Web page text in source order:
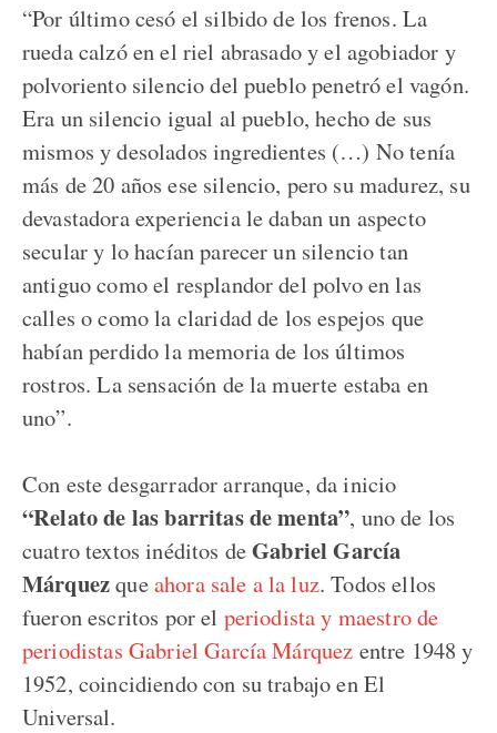
“Por último cesó el silbido de los frenos. La
rueda calzó en el riel abrasado y el agobiador y
polvoriento silencio del pueblo penetró el vagón.
Era un silencio igual al pueblo, hecho de sus
mismos y desolados ingredientes (…) No tenía
más de 20 años ese silencio, pero su madurez, su
devastadora experiencia le daban un aspecto
secular y lo hacían parecer un silencio tan
antiguo como el resplandor del polvo en las
calles o como la claridad de los espejos que
habían perdido la memoria de los últimos
rostros. La sensación de la muerte estaba en
uno”.
Con este desgarrador arranque, da inicio
“Relato de las barritas de menta”, uno de los
cuatro textos inéditos deGabriel García
Márquezqueahora sale a la luz. Todos ellos
fueron escritos por el periodista y maestro de
periodistas Gabriel García Márquez entre 1948 y
1952, coincidiendo con su trabajo en El
Universal.